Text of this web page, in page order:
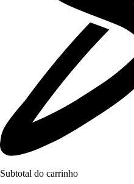
Subtotal do carrinho